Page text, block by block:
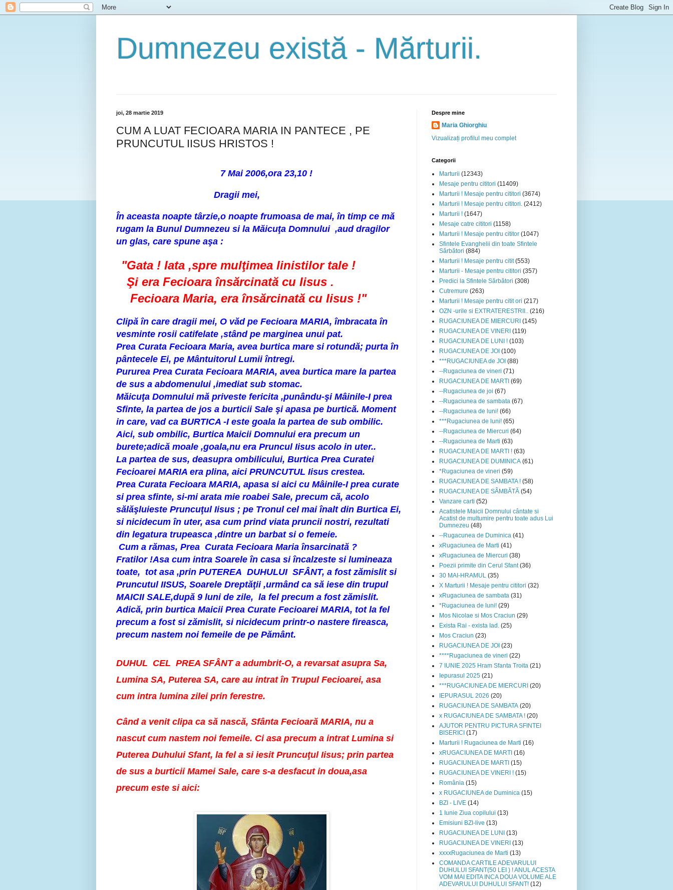
Dumnezeu există - Mărturii.
joi, 28 martie 2019
CUM A LUAT FECIOARA MARIA IN PANTECE , PE
PRUNCUTUL IISUS HRISTOS !
7 Mai 2006,ora 23,10 !
Dragii mei,
În aceasta noapte târzie,o noapte frumoasa de mai, în timp ce mă
rugam la Bunul Dumnezeu si la Măicuţa Domnului ,aud dragilor
un glas, care spune aşa :
"Gata ! Iata ,spre mulţimea linistilor tale !
Şi era Fecioara însărcinată cu Iisus .
Fecioara Maria, era însărcinată cu Iisus !"
Clipă în care dragii mei, O văd pe Fecioara MARIA, îmbracata în
vesminte rosii catifelate ,stând pe marginea unui pat.
Prea Curata Fecioara Maria, avea burtica mare si rotundă; purta în
pântecele Ei, pe Mântuitorul Lumii întregi.
Pururea Prea Curata Fecioara MARIA, avea burtica mare la partea
de sus a abdomenului ,imediat sub stomac.
Măicuţa Domnului mă priveste fericita ,punându-şi Mâinile-I prea
Sfinte, la partea de jos a burticii Sale şi apasa pe burtică. Moment
in care, vad ca BURTICA -I este goala la partea de sub ombilic.
Aici, sub ombilic, Burtica Maicii Domnului era precum un
burete;adică moale ,goala,nu era Pruncul Iisus acolo in uter..
La partea de sus, deasupra ombilicului, Burtica Prea Curatei
Fecioarei MARIA era plina, aici PRUNCUTUL Iisus crestea.
Prea Curata Fecioara MARIA, apasa si aici cu Mâinile-I prea curate
si prea sfinte, si-mi arata mie roabei Sale, precum că, acolo
sălăşluieste Pruncuţul Iisus ; pe Tronul cel mai înalt din Burtica Ei,
si nicidecum în uter, asa cum prind viata pruncii nostri, rezultati
din legatura trupeasca ,dintre un barbat si o femeie.
Cum a rămas, Prea Curata Fecioara Maria însarcinată ?
Fratilor !Asa cum intra Soarele în casa si încalzeste si lumineaza
toate, tot asa ,prin PUTEREA DUHULUI SFÂNT, a fost zămislit si
Pruncutul IISUS, Soarele Dreptăţii ,urmând ca să iese din trupul
MAICII SALE,după 9 luni de zile, la fel precum a fost zămislit.
Adică, prin burtica Maicii Prea Curate Fecioarei MARIA, tot la fel
precum a fost si zămislit, si nicidecum printr-o nastere fireasca,
precum nastem noi femeile de pe Pământ.
DUHUL CEL PREA SFÂNT a adumbrit-O, a revarsat asupra Sa,
Lumina SA, Puterea SA, care au intrat în Trupul Fecioarei, asa
cum intra lumina zilei prin ferestre.
Când a venit clipa ca să nască, Sfânta Fecioară MARIA, nu a
nascut cum nastem noi femeile. Ci asa precum a intrat Lumina si
Puterea Duhului Sfant, la fel a si iesit Pruncuţul Iisus; prin partea
de sus a burticii Mamei Sale, care s-a desfacut in doua,asa
precum este si aici:
Despre mine
Maria Ghiorghiu
Vizualizați profilul meu complet
Categorii
Marturii (12343)
Mesaje pentru cititori (11409)
Marturii ! Mesaje pentru cititori (3674)
Marturii ! Mesaje pentru cititori. (2412)
Marturii ! (1647)
Mesaje catre cititori (1158)
Marturii ! Mesaje pentru cititor (1047)
Sfintele Evanghelii din toate Sfintele
Sărbători (884)
Marturii ! Mesaje pentru citit (553)
Marturii - Mesaje pentru cititori (357)
Predici la Sfintele Sărbători (308)
Cutremure (263)
Marturii ! Mesaje pentru citit ori (217)
OZN -urile si EXTRATERESTRII.. (216)
RUGACIUNEA DE MIERCURI (145)
RUGACIUNEA DE VINERI (119)
RUGACIUNEA DE LUNI ! (103)
RUGACIUNEA DE JOI (100)
***RUGACIUNEA de JOI (88)
--Rugaciunea de vineri (71)
RUGACIUNEA DE MARTI (69)
--Rugaciunea de joi (67)
--Rugaciunea de sambata (67)
--Rugaciunea de luni! (66)
***Rugaciunea de luni! (65)
--Rugaciunea de Miercuri (64)
--Rugaciunea de Marti (63)
RUGACIUNEA DE MARTI ! (63)
RUGACIUNEA DE DUMINICA (61)
*Rugaciunea de vineri (59)
RUGACIUNEA DE SAMBATA ! (58)
RUGACIUNEA DE SÂMBĂTĂ (54)
Vanzare carti (52)
Acatistele Maicii Domnului cântate si
Acatist de multumire pentru toate adus Lui
Dumnezeu (48)
--Rugacunea de Duminica (41)
xRugaciunea de Marti (41)
xRugaciunea de Miercuri (38)
Poezii primite din Cerul Sfant (36)
30 MAI-HRAMUL (35)
X Marturii ! Mesaje pentru cititori (32)
xRugaciunea de sambata (31)
*Rugaciunea de luni! (29)
Mos Nicolae si Mos Craciun (29)
Exista Rai - exista Iad. (25)
Mos Craciun (23)
RUGACIUNEA DE JOI (23)
****Rugaciunea de vineri (22)
7 IUNIE 2025 Hram Sfanta Troita (21)
Iepurasul 2025 (21)
***RUGACIUNEA DE MIERCURI (20)
IEPURASUL 2026 (20)
RUGACIUNEA DE SAMBATA (20)
x RUGACIUNEA DE SAMBATA ! (20)
AJUTOR PENTRU PICTURA SFINTEI
BISERICI (17)
Marturii ! Rugaciunea de Marti (16)
xRUGACIUNEA DE MARTI (16)
RUGACIUNEA DE MARTI (15)
RUGACIUNEA DE VINERI ! (15)
România (15)
x RUGACIUNEA de Duminica (15)
BZI - LIVE (14)
1 Iunie Ziua copilului (13)
Emisiuni BZI-live (13)
RUGACIUNEA DE LUNI (13)
RUGACIUNEA DE VINERI (13)
xxxxRugaciunea de Marti (13)
COMANDA CARTILE ADEVARULUI
DUHULUI SFANT(50 LEI ) ! ANUL ACESTA
VOM MAI EDITA INCA DOUA VOLUME ALE
ADEVARULUI DUHULUI SFANT! (12)